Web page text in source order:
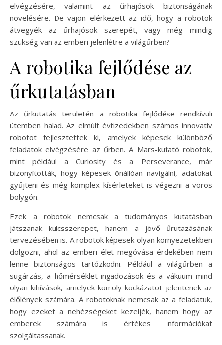
elvégzésére, valamint az űrhajósok biztonságának
növelésére. De vajon elérkezett az idő, hogy a robotok
átvegyék az űrhajósok szerepét, vagy még mindig
szükség van az emberi jelenlétre a világűrben?
A robotika fejlődése az
űrkutatásban
Az űrkutatás területén a robotika fejlődése rendkívüli
ütemben halad. Az elmúlt évtizedekben számos innovatív
robotot fejlesztettek ki, amelyek képesek különböző
feladatok elvégzésére az űrben. A Mars-kutató robotok,
mint például a Curiosity és a Perseverance, már
bizonyították, hogy képesek önállóan navigálni, adatokat
gyűjteni és még komplex kísérleteket is végezni a vörös
bolygón.
Ezek a robotok nemcsak a tudományos kutatásban
játszanak kulcsszerepet, hanem a jövő űrutazásának
tervezésében is. A robotok képesek olyan környezetekben
dolgozni, ahol az emberi élet megóvása érdekében nem
lenne biztonságos tartózkodni. Például a világűrben a
sugárzás, a hőmérséklet-ingadozások és a vákuum mind
olyan kihívások, amelyek komoly kockázatot jelentenek az
élőlények számára. A robotoknak nemcsak az a feladatuk,
hogy ezeket a nehézségeket kezeljék, hanem hogy az
emberek számára is értékes információkat
szolgáltassanak.